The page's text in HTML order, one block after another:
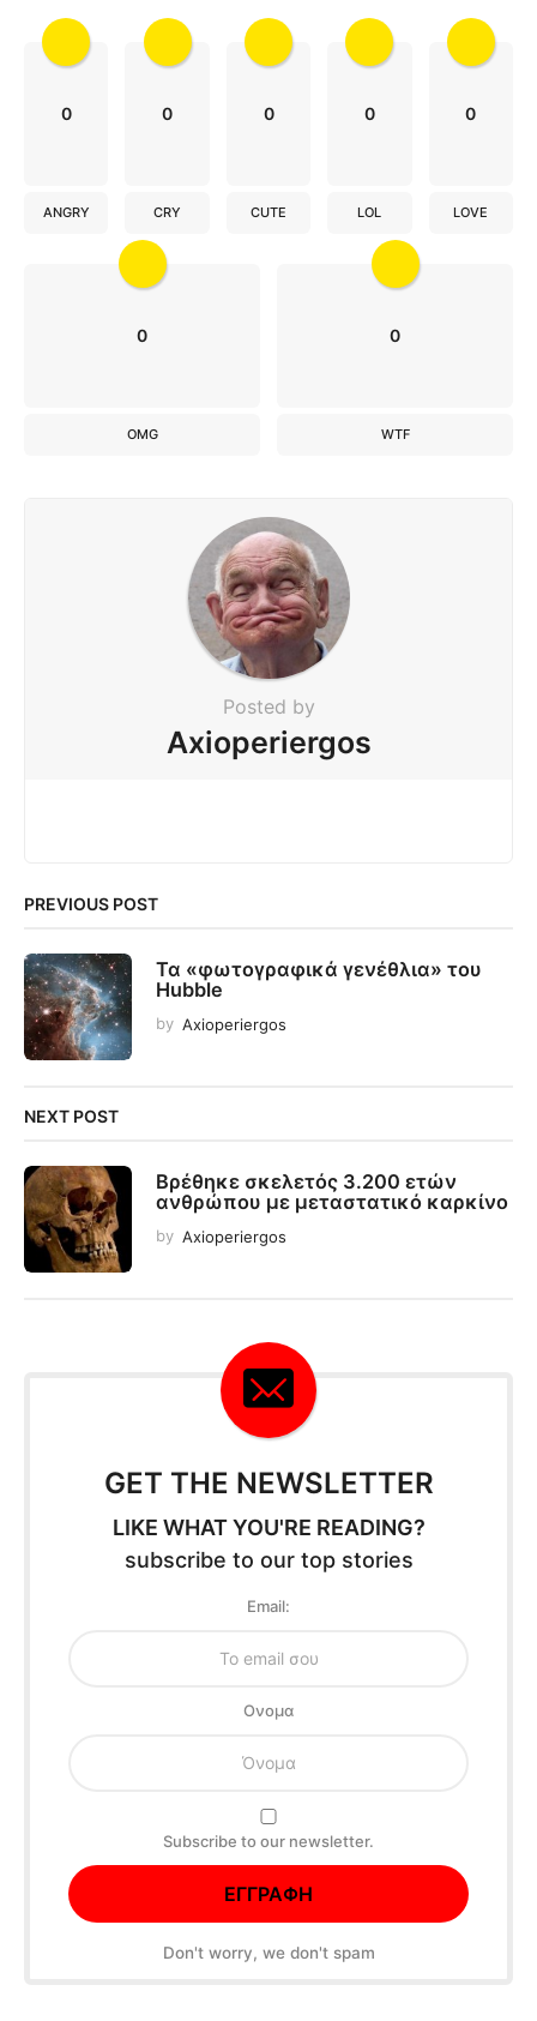
0
ANGRY
0
CRY
0
CUTE
0
LOL
0
LOVE
0
OMG
0
WTF
Posted by
Axioperiergos
PREVIOUS POST
Τα «φωτογραφικά γενέθλια» του
Hubble
by Axioperiergos
NEXT POST
Βρέθηκε σκελετός 3.200 ετών
ανθρώπου με μεταστατικό καρκίνο
by Axioperiergos
GET THE NEWSLETTER
LIKE WHAT YOU'RE READING?
subscribe to our top stories
Email:
Oνομα
Subscribe to our newsletter.
Don't worry, we don't spam